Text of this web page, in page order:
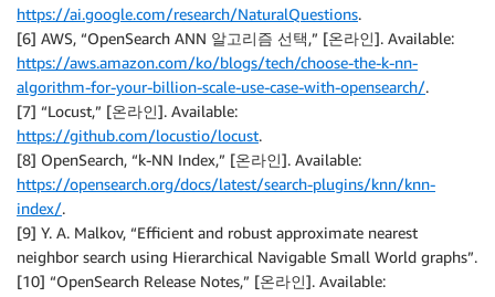
https://ai.google.com/research/NaturalQuestions.
[6] AWS, “OpenSearch ANN 알고리즘 선택,” [온라인]. Available:
https://aws.amazon.com/ko/blogs/tech/choose-the-k-nn-
algorithm-for-your-billion-scale-use-case-with-opensearch/.
[7] “Locust,” [온라인]. Available:
https://github.com/locustio/locust.
[8] OpenSearch, “k-NN Index,” [온라인]. Available:
https://opensearch.org/docs/latest/search-plugins/knn/knn-
index/.
[9] Y. A. Malkov, “Efficient and robust approximate nearest
neighbor search using Hierarchical Navigable Small World graphs”.
[10] “OpenSearch Release Notes,” [온라인]. Available: